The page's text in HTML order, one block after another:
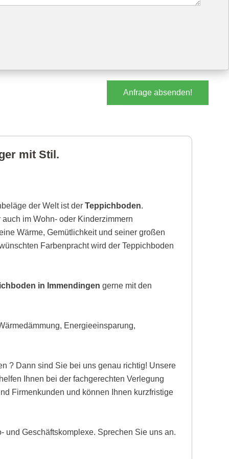
Anfrage absenden!
mit Stil.
der Welt ist derTeppichboden.
im Wohn- oder Kinderzimmern
Wärme, Gemütlichkeit und seiner großen
Farbenpracht wird der Teppichboden
in Immendingen gerne mit den
Energieeinsparung,
? Dann sind Sie bei uns genau richtig! Unsere
Ihnen bei der fachgerechten Verlegung
Firmenkunden und können Ihnen kurzfristige
und Geschäftskomplexe. Sprechen Sie uns an.